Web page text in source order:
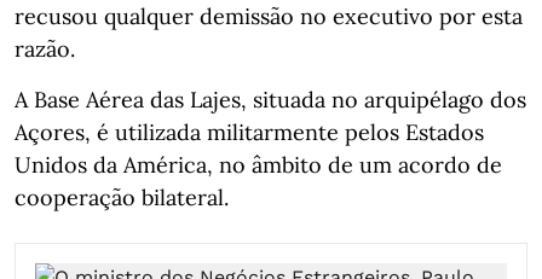
recusou qualquer demissão no executivo por esta
razão.
A Base Aérea das Lajes, situada no arquipélago dos
Açores, é utilizada militarmente pelos Estados
Unidos da América, no âmbito de um acordo de
cooperação bilateral.